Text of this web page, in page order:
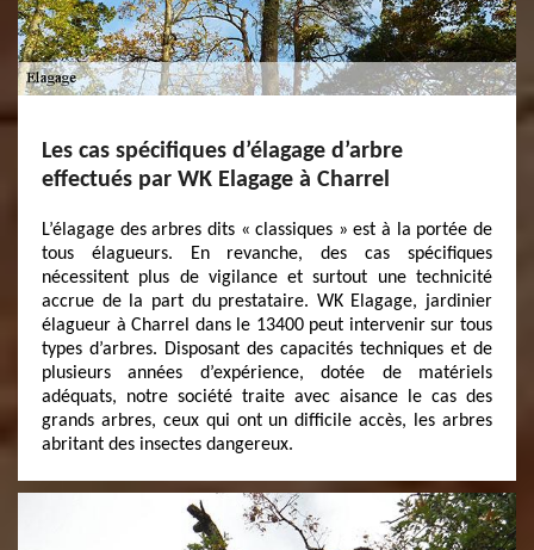
Les cas spécifiques d’élagage d’arbre
effectués par WK Elagage à Charrel
L’élagage des arbres dits « classiques » est à la portée de
tous élagueurs. En revanche, des cas spécifiques
nécessitent plus de vigilance et surtout une technicité
accrue de la part du prestataire. WK Elagage, jardinier
élagueur à Charrel dans le 13400 peut intervenir sur tous
types d’arbres. Disposant des capacités techniques et de
plusieurs années d’expérience, dotée de matériels
adéquats, notre société traite avec aisance le cas des
grands arbres, ceux qui ont un difficile accès, les arbres
abritant des insectes dangereux.